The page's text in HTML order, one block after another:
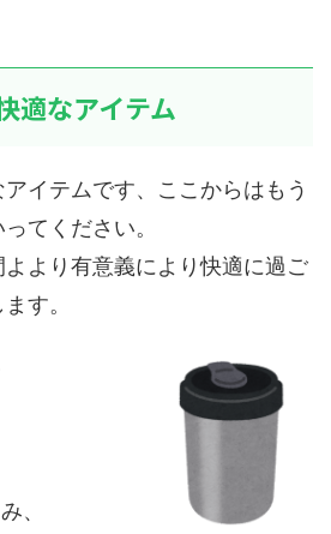
適なアイテム
イテムです、ここからはもう
てください。
より有意義により快適に過ご
す。
、